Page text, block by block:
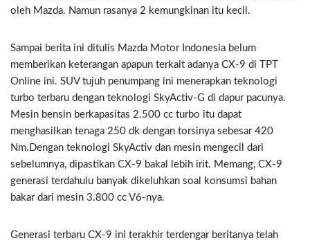
oleh Mazda. Namun rasanya 2 kemungkinan itu kecil.
Sampai berita ini ditulis Mazda Motor Indonesia belum
memberikan keterangan apapun terkait adanya CX-9 di TPT
Online ini. SUV tujuh penumpang ini menerapkan teknologi
turbo terbaru dengan teknologi SkyActiv-G di dapur pacunya.
Mesin bensin berkapasitas 2.500 cc turbo itu dapat
menghasilkan tenaga 250 dk dengan torsinya sebesar 420
Nm.Dengan teknologi SkyActiv dan mesin mengecil dari
sebelumnya, dipastikan CX-9 bakal lebih irit. Memang, CX-9
generasi terdahulu banyak dikeluhkan soal konsumsi bahan
bakar dari mesin 3.800 cc V6-nya.
Generasi terbaru CX-9 ini terakhir terdengar beritanya telah